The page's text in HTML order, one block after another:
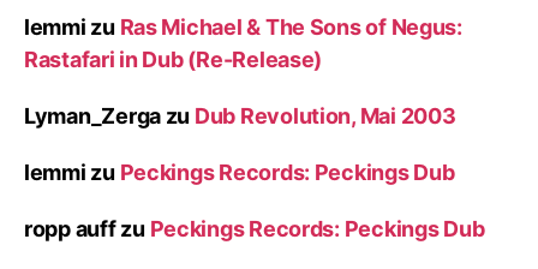
lemmi zu Ras Michael & The Sons of Negus:
Rastafari in Dub (Re-Release)
Lyman_Zerga zu Dub Revolution, Mai 2003
lemmi zu Peckings Records: Peckings Dub
ropp auffzu Peckings Records: Peckings Dub